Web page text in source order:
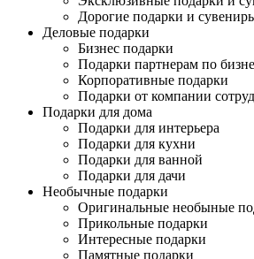
Дорогие подарки и
Деловые подарки
Бизнес подарки
Подарки партнерам по
Корпоративные подарки
Подарки от компании
Подарки для дома
Подарки для интерьера
Подарки для кухни
Подарки для ванной
Подарки для дачи
Необычные подарки
Оригинальные необыные
Прикольные подарки
Интересные подарки
Памятные подарки